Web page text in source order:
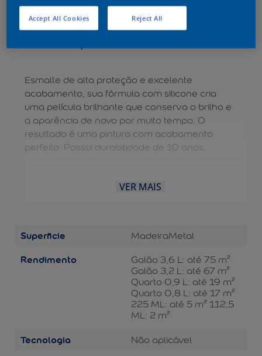
Esmalte de alta proteção e excelente
acabamento, sua fórmula com silicone cria
uma película brilhante que conserva o brilho e
a aparência de novo por muito tempo. O
resultado é uma pintura com acabamento
perfeito. Possui durabilidade de 10 anos.
VER MAIS
Superficie MadeiraMetal
Rendimento
Galão 3,6 L: até 75 m²
Galão 3,2 L: até 67 m²
Quarto 0,9 L: até 19 m²
Quarto 0,8 L: até 17 m²
225 ML: até 5 m² 112,5
ML: 2 m²
Tecnologia Não aplicável
Reject All
Accept All Cookies